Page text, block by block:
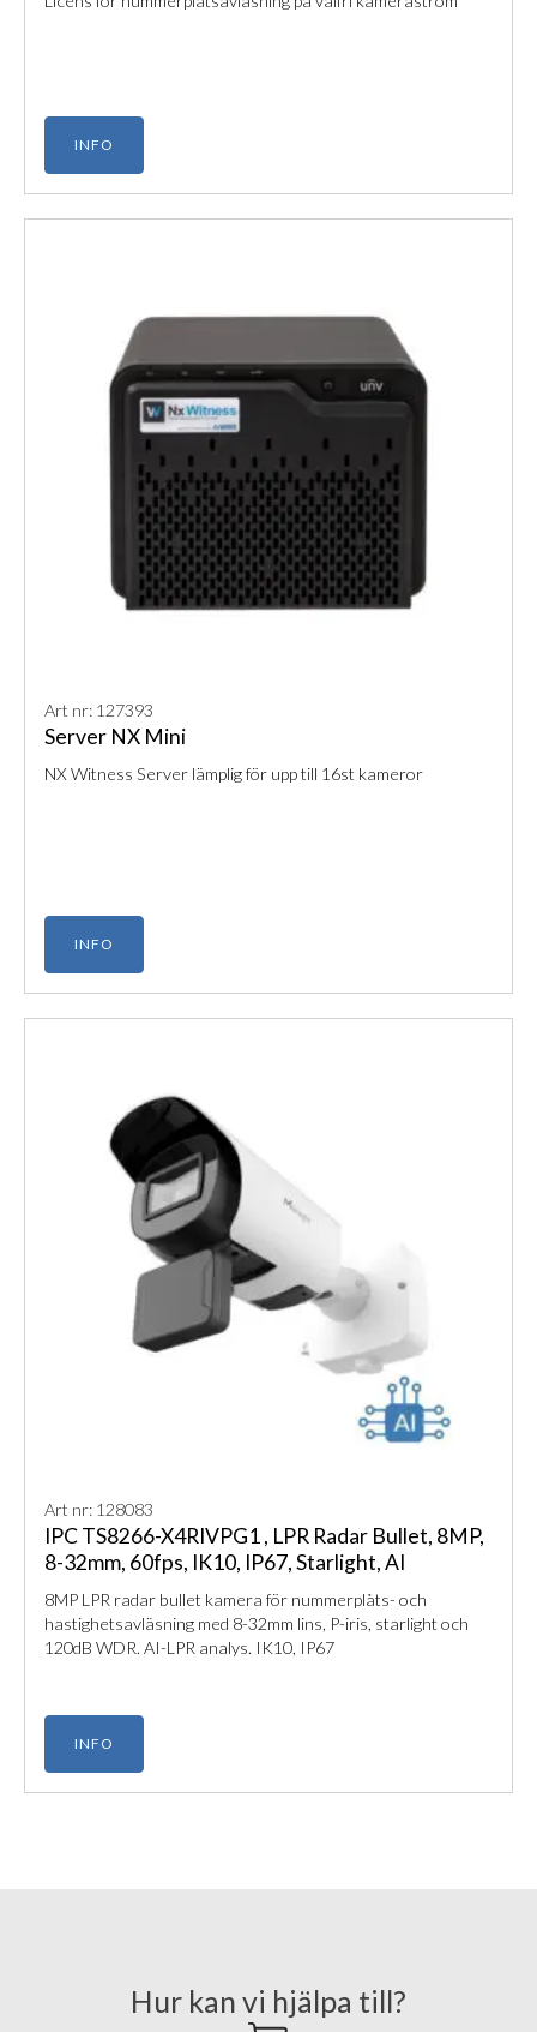
INFO
Art nr: 127393
Server NX Mini
NX Witness Server lämplig för upp till 16st kameror
INFO
Art nr: 128083
IPC TS8266-X4RIVPG1 , LPR Radar Bullet, 8MP,
8-32mm, 60fps, IK10, IP67, Starlight, AI
8MP LPR radar bullet kamera för nummerplåts- och
hastighetsavläsning med 8-32mm lins, P-iris, starlight och
120dB WDR. AI-LPR analys. IK10, IP67
INFO
Hur kan vi hjälpa till?